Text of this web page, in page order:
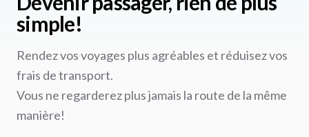
simple!
Rendez vos voyages plus agréables et réduisez vos
frais de transport.
Vous ne regarderez plus jamais la route de la même
manière!